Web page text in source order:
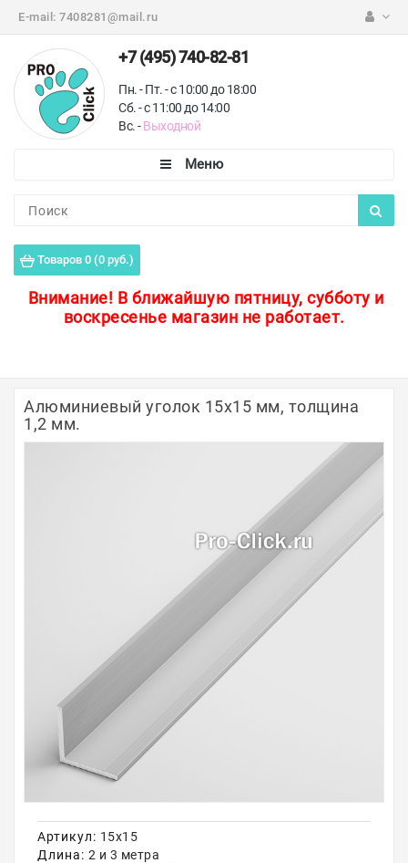
E-mail: 7408281@mail.ru
+7 (495) 740-82-81
Пн. - Пт. - с 10:00 до 18:00
Сб. - с 11:00 до 14:00
Вс. -Выходной
Товаров 0 (0 руб.)
Внимание! В ближайшую пятницу, субботу и
воскресенье магазин не работает.
Пороги для пола
Защитные уголки
Полосы из металла
Крепёж и крепления
Садовая мебель
Оплата
Доставка
Самовывоз
Акции
Алюминиевый уголок 15х15 мм, толщина
1,2 мм.
Артикул: 15х15
Длина: 2 и 3 метра